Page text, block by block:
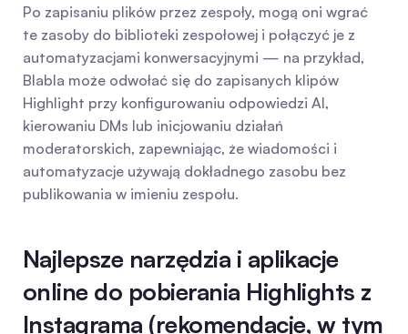
Po zapisaniu plików przez zespoły, mogą oni wgrać
te zasoby do biblioteki zespołowej i połączyć je z
automatyzacjami konwersacyjnymi — na przykład,
Blabla może odwołać się do zapisanych klipów
Highlight przy konfigurowaniu odpowiedzi AI,
kierowaniu DMs lub inicjowaniu działań
moderatorskich, zapewniając, że wiadomości i
automatyzacje używają dokładnego zasobu bez
publikowania w imieniu zespołu.
Najlepsze narzędzia i aplikacje
online do pobierania Highlights z
Instagrama (rekomendacje, w tym